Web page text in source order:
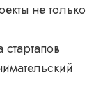
не только